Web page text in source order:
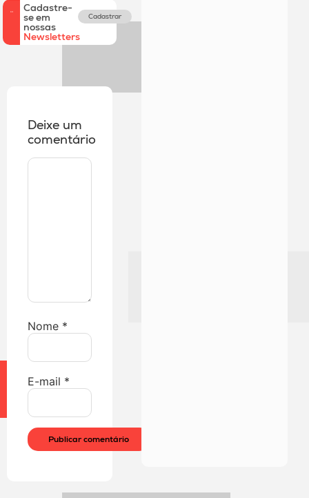
Cadastre-
se em
nossas
Newsletters
Cadastrar
Deixe um
comentário
Nome *
E-mail *